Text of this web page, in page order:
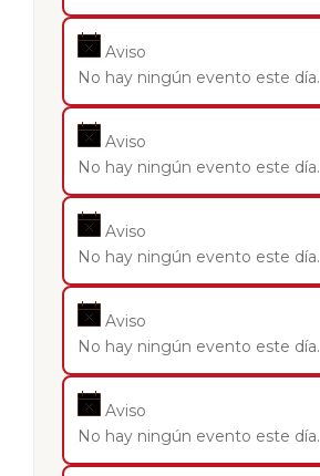
Aviso
No hay ningún evento este día.
Aviso
No hay ningún evento este día.
Aviso
No hay ningún evento este día.
Aviso
No hay ningún evento este día.
Aviso
No hay ningún evento este día.